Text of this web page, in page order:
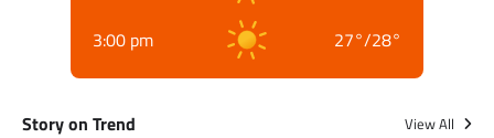
3:00 pm 27°/28°
Story on Trend View All